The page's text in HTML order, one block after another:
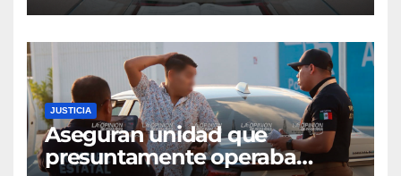
JUSTICIA
Aseguran unidad que
presuntamente operaba